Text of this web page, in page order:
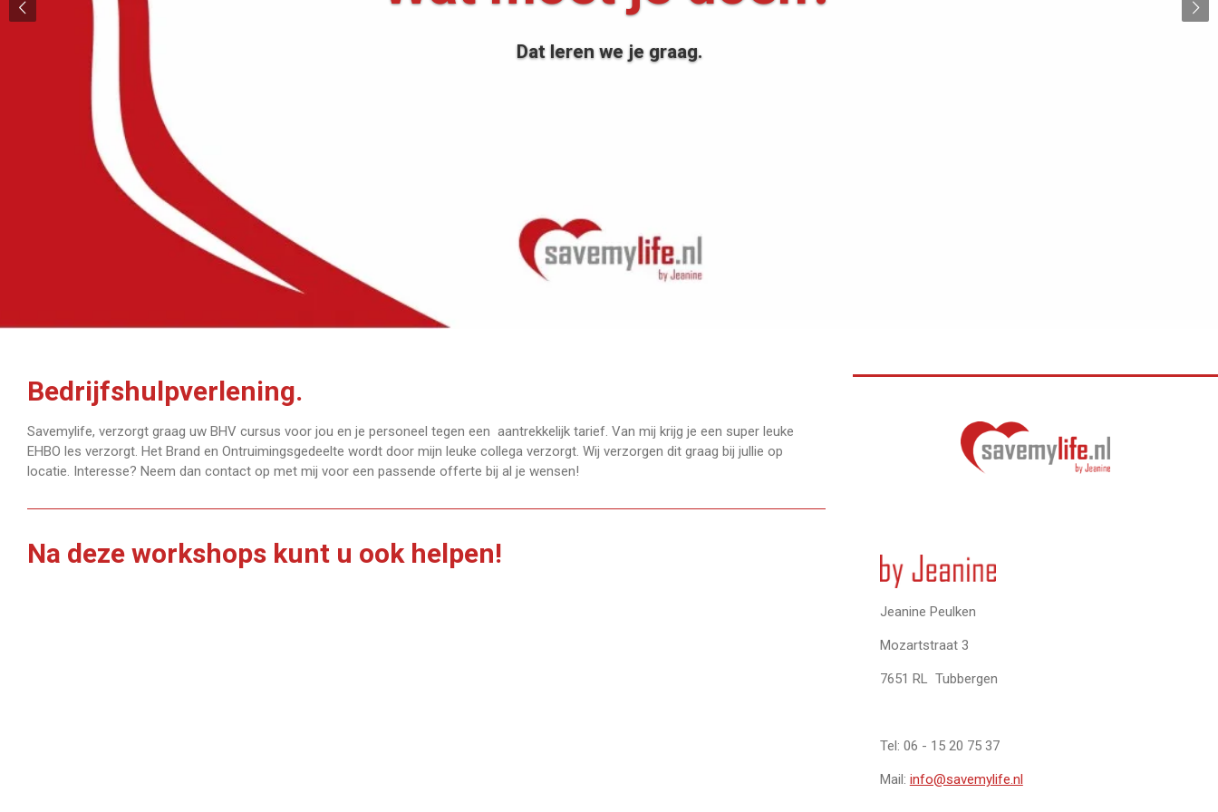
Dat leren we je graag.
Bedrijfshulpverlening.
Savemylife, verzorgt graag uw BHV cursus voor jou en je personeel tegen een aantrekkelijk tarief. Van mij krijg je een super leuke
EHBO les verzorgt. Het Brand en Ontruimingsgedeelte wordt door mijn leuke collega verzorgt. Wij verzorgen dit graag bij jullie op
locatie. Interesse? Neem dan contact op met mij voor een passende offerte bij al je wensen!
Na deze workshops kunt u ook helpen!
Jeanine Peulken
Mozartstraat 3
7651 RL Tubbergen
Tel: 06 - 15 20 75 37
Mail: info@savemylife.nl